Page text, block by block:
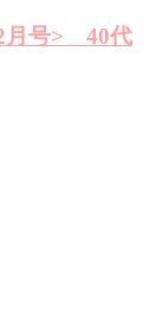
月号> 40代